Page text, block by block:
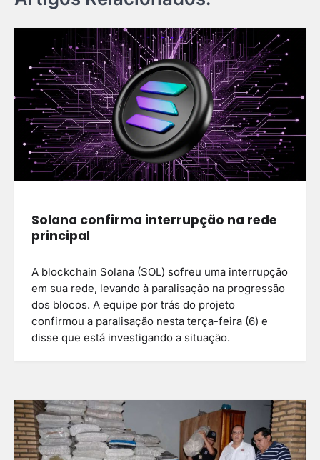
Solana confirma interrupção na rede
principal
A blockchain Solana (SOL) sofreu uma interrupção
em sua rede, levando à paralisação na progressão
dos blocos. A equipe por trás do projeto
confirmou a paralisação nesta terça-feira (6) e
disse que está investigando a situação.